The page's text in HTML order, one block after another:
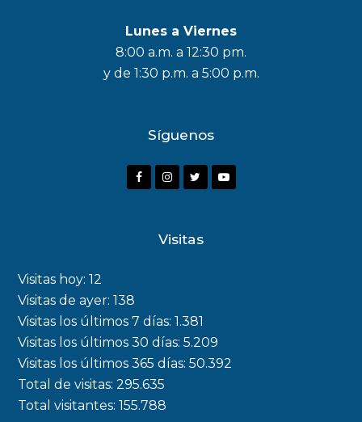
Lunes a Viernes
8:00 a.m. a 12:30 pm.
y de 1:30 p.m. a 5:00 p.m.
Síguenos
F
o
k
I
a
m
r
Y
Visitas
Visitas hoy:12
Visitas de ayer:138
Visitas los últimos 7 días:1.381
Visitas los últimos 30 días:5.209
Visitas los últimos 365 días:50.392
Total de visitas:295.635
Total visitantes:155.788